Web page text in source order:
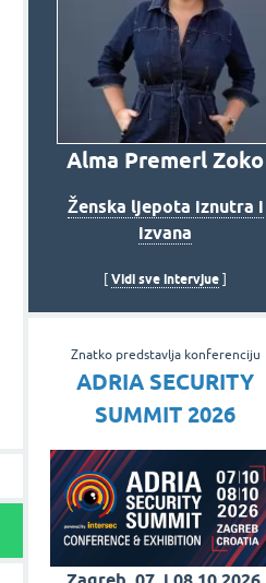
Alma Premerl Zoko
Ženska ljepota iznutra i
izvana
Vidi sve intervjue
Znatko predstavlja konferenciju
ADRIA SECURITY
SUMMIT 2026